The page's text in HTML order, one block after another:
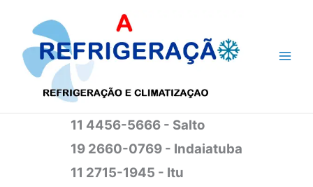
conteúdo
11 4456-5666 - Salto
19 2660-0769 - Indaiatuba
11 2715-1945 - Itu